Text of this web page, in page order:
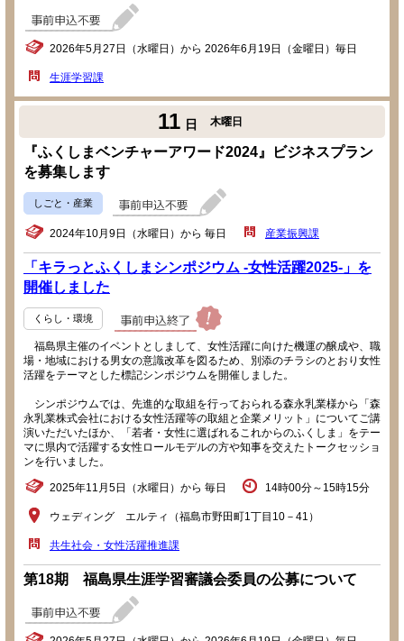
2026年5月27日（水曜日）から 2026年6月19日（金曜日）毎日
生涯学習課
11 日 木曜日
『ふくしまベンチャーアワード2024』ビジネスプラン
を募集します
しごと・産業
2024年10月9日（水曜日）から 毎日 産業振興課
「キラっとふくしまシンポジウム -女性活躍2025-」を
開催しました
くらし・環境
福島県主催のイベントとしまして、女性活躍に向けた機運の醸成や、職
場・地域における男女の意識改革を図るため、別添のチラシのとおり女性
活躍をテーマとした標記シンポジウムを開催しました。
シンポジウムでは、先進的な取組を行っておられる森永乳業様から「森
永乳業株式会社における女性活躍等の取組と企業メリット」についてご講
演いただいたほか、「若者・女性に選ばれるこれからのふくしま」をテー
マに県内で活躍する女性ロールモデルの方や知事を交えたトークセッショ
ンを行いました。
2025年11月5日（水曜日）から 毎日 14時00分～15時15分
ウェディング エルティ（福島市野田町1丁目10－41）
共生社会・女性活躍推進課
第18期 福島県生涯学習審議会委員の公募について